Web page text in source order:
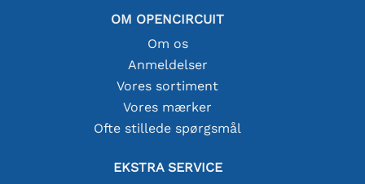
OM OPENCIRCUIT
Om os
Anmeldelser
Vores sortiment
Vores mærker
Ofte stillede spørgsmål
EKSTRA SERVICE